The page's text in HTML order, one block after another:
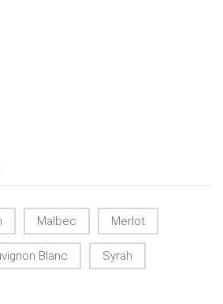
Malbec Merlot
Blanc Syrah